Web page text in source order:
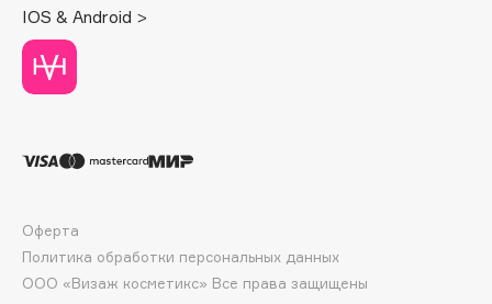
Deonica
Dessange
Dior
Dolomit
DP Daily Perfection
Dr. Vranjes Firenze
Dr.Althea
IOS & Android >
ООО «Визаж косметикс» Все права защищены
Оферта
Политика обработки персональных данных